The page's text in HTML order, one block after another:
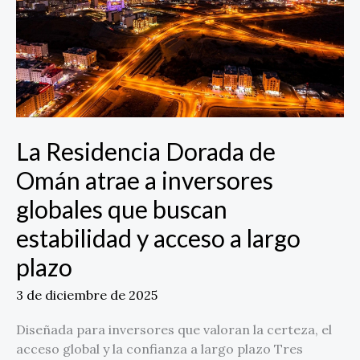
La Residencia Dorada de
Omán atrae a inversores
globales que buscan
estabilidad y acceso a largo
plazo
3 de diciembre de 2025
Diseñada para inversores que valoran la certeza, el
acceso global y la confianza a largo plazo Tres
atrae
a
inversores
globales
que
buscan
estabilidad
acceso
a
largo
plazo